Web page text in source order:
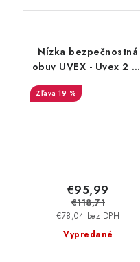
Nízka bezpečnostná
obuv UVEX - Uvex 2 S3
cena
19 %
Vypredané
€78,04 bez DPH
€95,99
€118,71